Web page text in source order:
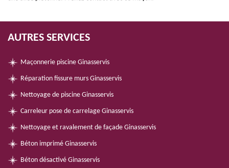
AUTRES SERVICES
Maçonnerie piscine Ginasservis
Réparation fissure murs Ginasservis
Nettoyage de piscine Ginasservis
Carreleur pose de carrelage Ginasservis
Nettoyage et ravalement de façade Ginasservis
Béton imprimé Ginasservis
Béton désactivé Ginasservis